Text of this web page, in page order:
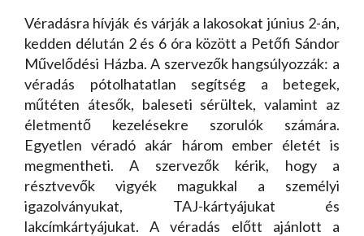
Véradásra hívják és várják a lakosokat június 2-án,
kedden délután 2 és 6 óra között a Petőfi Sándor
Művelődési Házba. A szervezők hangsúlyozzák: a
véradás pótolhatatlan segítség a betegek,
műtéten átesők, baleseti sérültek, valamint az
életmentő kezelésekre szorulók számára.
Egyetlen véradó akár három ember életét is
megmentheti. A szervezők kérik, hogy a
résztvevők vigyék magukkal a személyi
igazolványukat, TAJ-kártyájukat és
lakcímkártyájukat. A véradás előtt ajánlott a